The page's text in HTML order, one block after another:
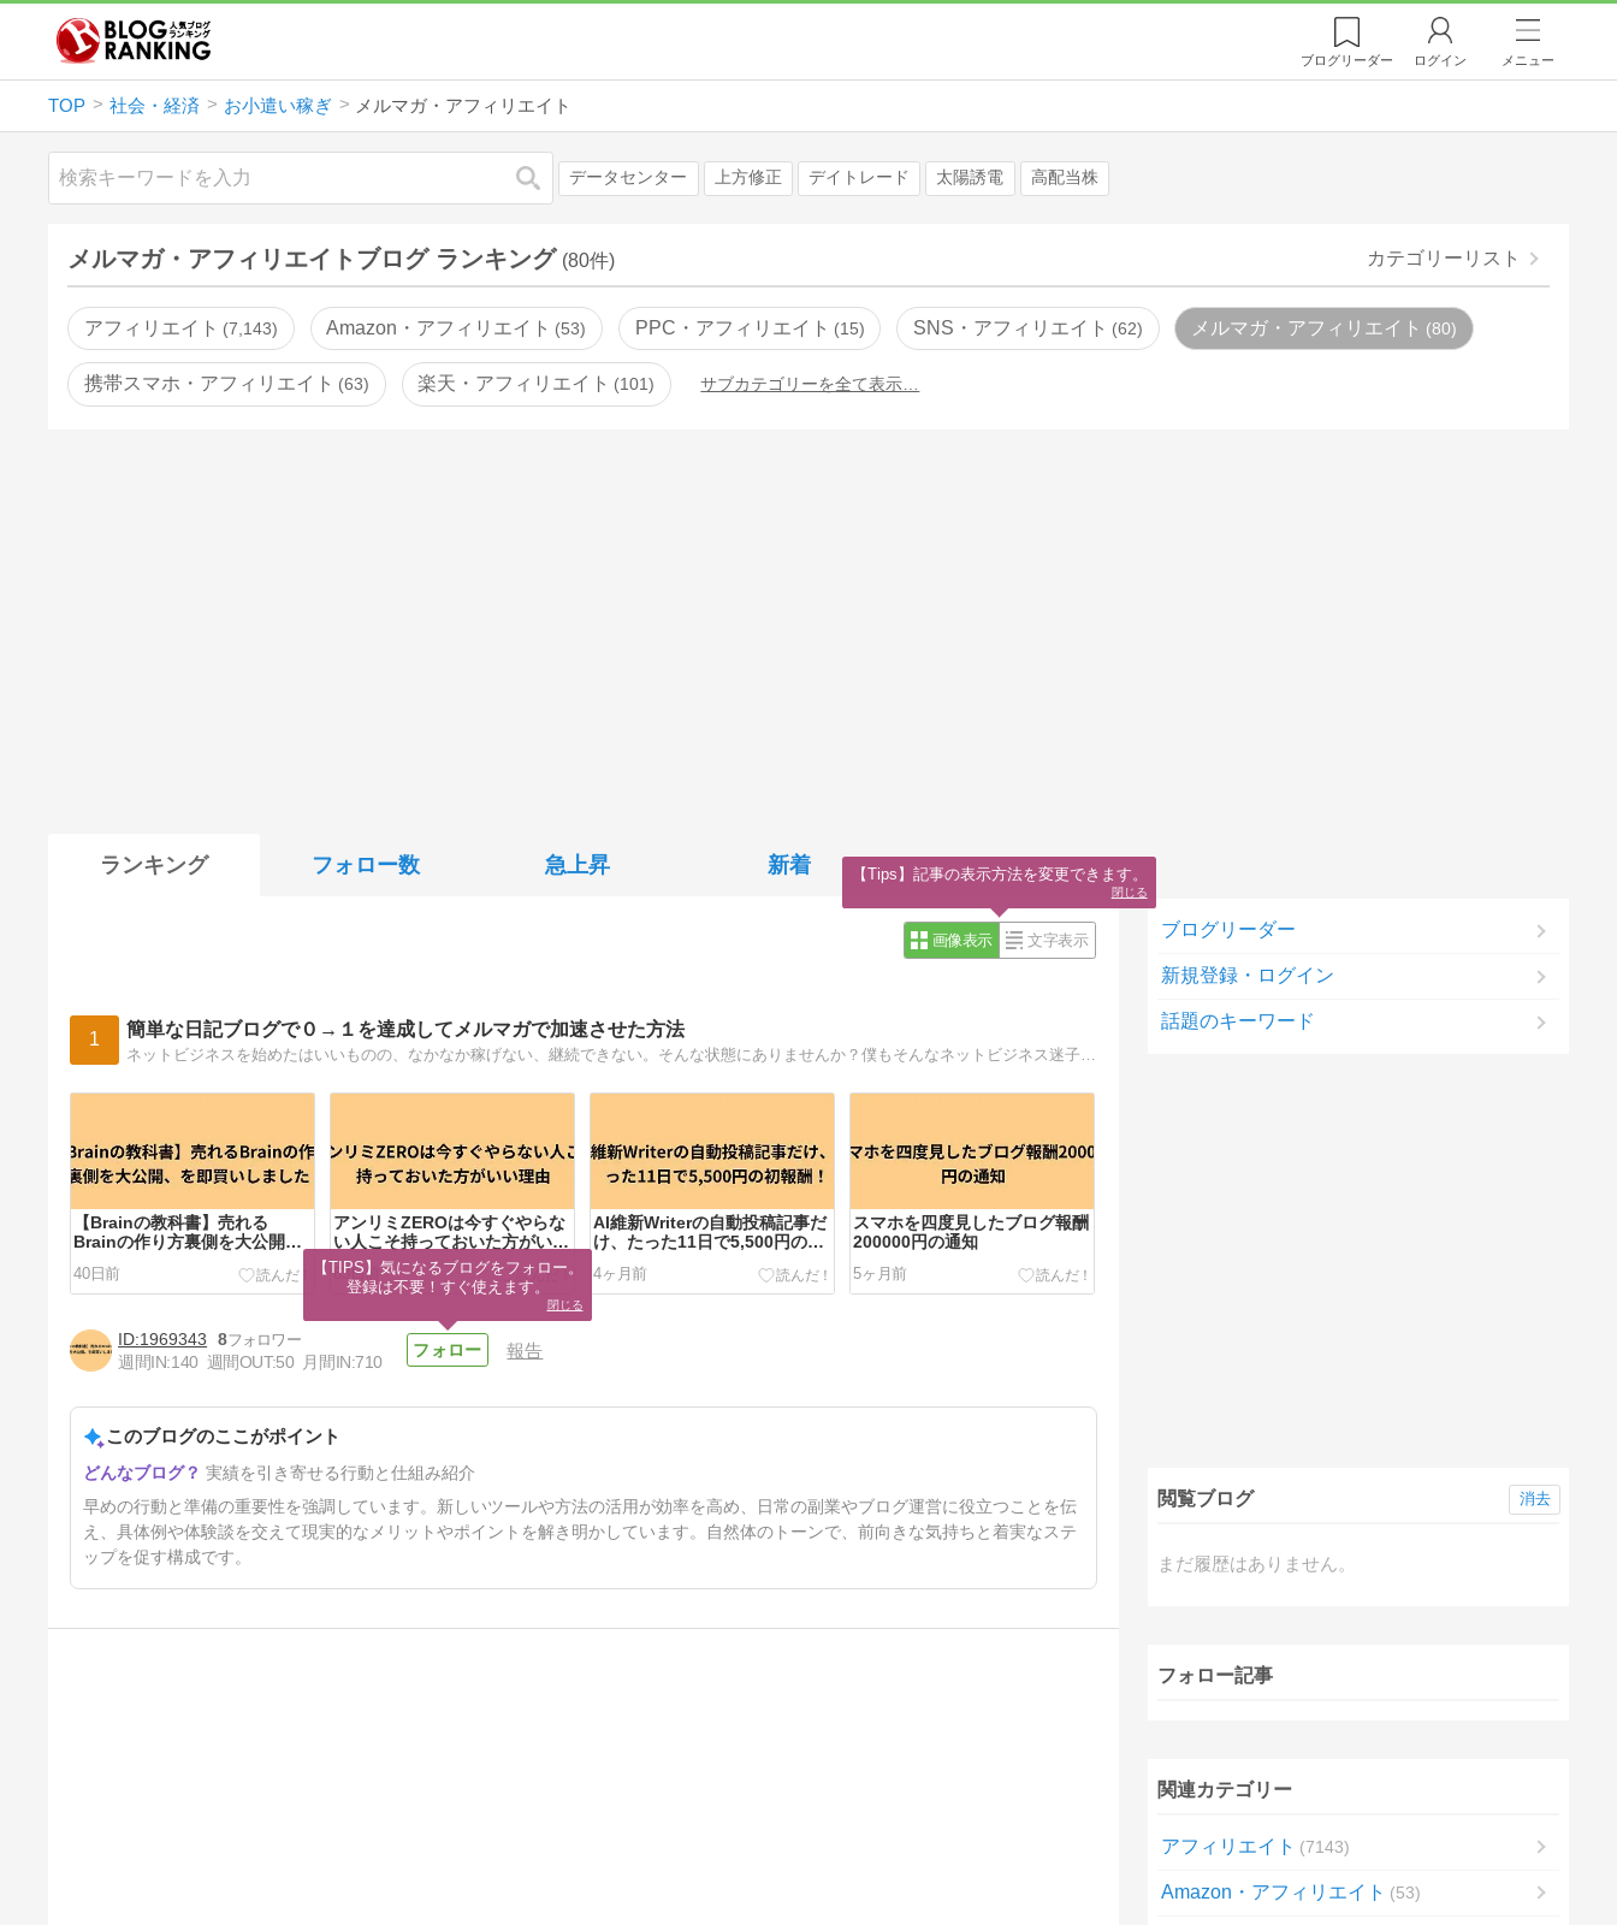
ブログリーダー ログイン メニュー
TOP 社会・経済 お小遣い稼ぎ メルマガ・アフィリエイト
検索 データセンター 上方修正 デイトレード 太陽誘電 高配当株
メルマガ・アフィリエイトブログ ランキング (80件) カテゴリーリスト
アフィリエイト 7,143 Amazon・アフィリエイト 53 PPC・アフィリエイト 15 SNS・アフィリエイト 62 メルマガ・アフィリエイト 80
携帯スマホ・アフィリエイト 63 楽天・アフィリエイト 101 サブカテゴリーを全て表示…
ランキング フォロー数 急上昇 新着
画像表示 文字表示
1 簡単な日記ブログで０→１を達成してメルマガで加速させた方法
【Brainの教科書】売れる
Brainの作り方裏側を大公開、
40日前
アンリミZEROは今すぐやらな
い人こそ持っておいた方がいい
理由
63日前
AI維新Writerの自動投稿記事だ
け、たった11日で5,500円の初
4ヶ月前
スマホを四度見したブログ報酬
200000円の通知
5ヶ月前
アメブロの新手法「アメトレ」
を買ってみました！
5ヶ月前
1969343
8
週間IN:140 週間OUT:50 月間IN:710
報告
このブログのここがポイント
実績を引き寄せる行動と仕組み紹介
早めの行動と準備の重要性を強調しています。新しいツールや方法の活用が効率を高め、日常の副業やブログ運営に役立つことを伝
え、具体例や体験談を交えて現実的なメリットやポイントを解き明かしています。自然体のトーンで、前向きな気持ちと着実なステ
ップを促す構成です。
ブログリーダー
新規登録・ログイン
話題のキーワード
閲覧ブログ
まだ履歴はありません。
消去
フォロー記事
関連カテゴリー
アフィリエイト 7143
Amazon・アフィリエイト 53
【TIPS】気になるブログをフォロー。
登録は不要！すぐ使えます。
閉じる
【Tips】記事の表示方法を変更できます。
閉じる